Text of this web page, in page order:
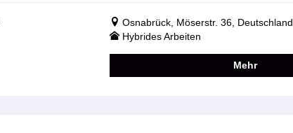
Osnabrück, Möserstr. 36, Deutschland
Hybrides Arbeiten
Mehr